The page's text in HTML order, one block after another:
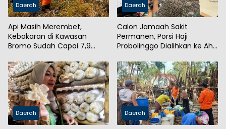
Daerah
Api Masih Merembet,
Kebakaran di Kawasan
Bromo Sudah Capai 7,9
Daerah
Calon Jamaah Sakit
Permanen, Porsi Haji
Probolinggo Dialihkan ke Ahli
Daerah Daerah